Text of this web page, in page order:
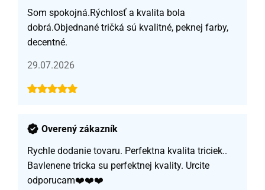
Som spokojná.Rýchlosť a kvalita bola
dobrá.Objednané tričká sú kvalitné, peknej farby,
decentné.
29.07.2026
Overený zákazník
Rychle dodanie tovaru. Perfektna kvalita triciek..
Bavlenene tricka su perfektnej kvality. Urcite
odporucam❤️❤️❤️